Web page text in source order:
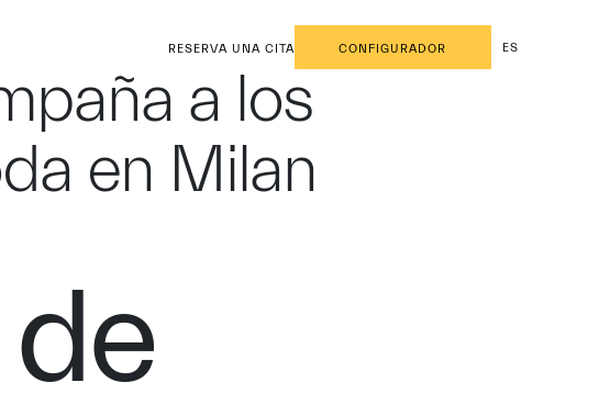
RESERVA UNA CITA CONFIGURADOR ES
a los
en Milan